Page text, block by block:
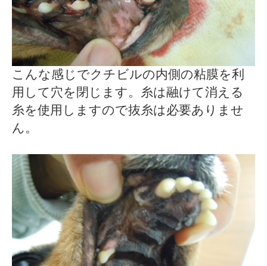
こんな感じでクチビルの内側の粘膜を利
用して穴を閉じます。糸は融けて消える
糸を使用しますので抜糸は必要ありませ
ん。